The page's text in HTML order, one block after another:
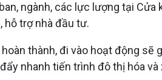
ngành, các lực lượng tại
hỗ trợ nhà đầu tư.
hoàn thành, đi vào hoạt động
nhanh tiến trình đô thị hóa